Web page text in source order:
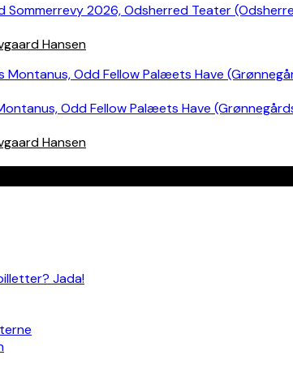
Sommerrevy 2026, Odsherred Teater
Hansen
Odd Fellow Palæets Have
Hansen
Jada!